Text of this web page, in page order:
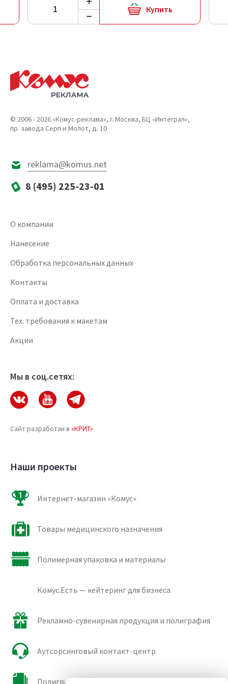
Купить
© 2006 - 2026 «Комус-реклама», г. Москва, БЦ «Интеграл»,
пр. завода Серп и Молот, д. 10
reklama@komus.net
8 (495) 225-23-01
О компании
Нанесение
Обработка персональных данных
Контакты
Оплата и доставка
Тех. требования к макетам
Акции
Мы в соц.сетях:
Сайт разработан в «КРИТ»
Наши проекты
Интернет-магазин «Комус»
Товары медицинского назначения
Полимерная упаковка и материалы
Комус.Есть — кейтеринг для бизнеса
Рекламно-сувенирная продукция и полиграфия
Аутсорсинговый контакт-центр
Полиграфические сорта бумаги и картона